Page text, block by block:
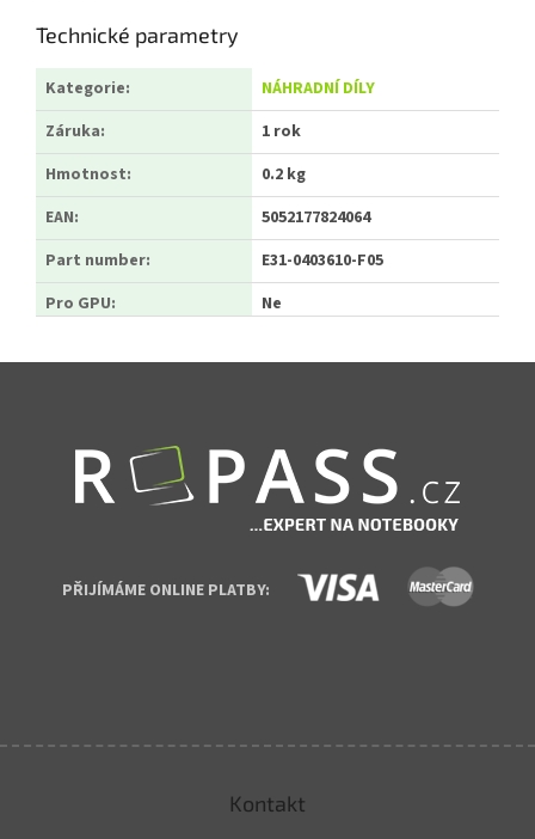
Technické parametry
Kategorie:
NÁHRADNÍ DÍLY
Záruka:
1 rok
Hmotnost:
0.2 kg
EAN:
5052177824064
Part number:
E31-0403610-F05
Pro GPU: Ne
PŘIJÍMÁME ONLINE PLATBY:
Kontakt